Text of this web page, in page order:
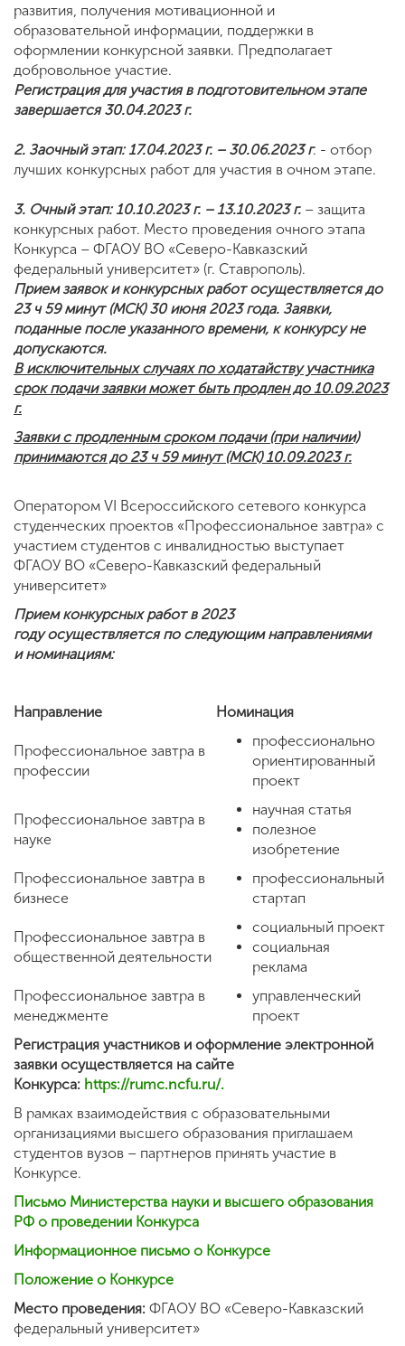
развития, получения мотивационной и
образовательной информации, поддержки в
оформлении конкурсной заявки. Предполагает
добровольное участие.
Регистрация для участия в подготовительном этапе
завершается 30.04.2023 г.
2. Заочный этап: 17.04.2023 г. – 30.06.2023 г. - отбор
лучших конкурсных работ для участия в очном этапе.
3. Очный этап: 10.10.2023 г. – 13.10.2023 г. – защита
конкурсных работ. Место проведения очного этапа
Конкурса – ФГАОУ ВО «Северо-Кавказский
федеральный университет» (г. Ставрополь).
Прием заявок и конкурсных работ осуществляется до
23 ч 59 минут (МСК) 30 июня 2023 года. Заявки,
поданные после указанного времени, к конкурсу не
допускаются.
В исключительных случаях по ходатайству участника
срок подачи заявки может быть продлен до 10.09.2023
г.
Заявки с продленным сроком подачи (при наличии)
принимаются до 23 ч 59 минут (МСК) 10.09.2023 г.
Оператором VI Всероссийского сетевого конкурса
студенческих проектов «Профессиональное завтра» с
участием студентов с инвалидностью выступает
ФГАОУ ВО «Cеверо-Кавказский федеральный
университет»
Прием конкурсных работ в 2023
году осуществляется по следующим направлениями
и номинациям:
Направление Номинация
Профессиональное завтра в
профессии
профессионально
ориентированный
проект
Профессиональное завтра в
науке
научная статья
полезное
изобретение
Профессиональное завтра в
бизнесе
профессиональный
стартап
Профессиональное завтра в
общественной деятельности
социальный проект
социальная
реклама
Профессиональное завтра в
менеджменте
управленческий
проект
Регистрация участников и оформление электронной
заявки осуществляется на сайте
Конкурса: https://rumc.ncfu.ru/.
В рамках взаимодействия с образовательными
организациями высшего образования приглашаем
студентов вузов – партнеров принять участие в
Конкурсе.
Письмо Министерства науки и высшего образования
РФ о проведении Конкурса
Информационное письмо о Конкурсе
Положение о Конкурсе
Место проведения: ФГАОУ ВО «Cеверо-Кавказский
федеральный университет»